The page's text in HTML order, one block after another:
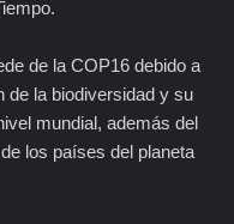
de la COP16 debido a
de la biodiversidad y su
mundial, además del
los países del planeta